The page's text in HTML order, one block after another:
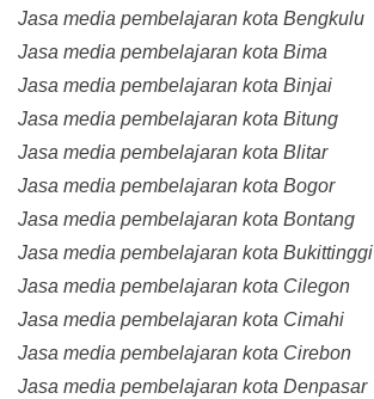
Jasa media pembelajaran kota Bengkulu
Jasa media pembelajaran kota Bima
Jasa media pembelajaran kota Binjai
Jasa media pembelajaran kota Bitung
Jasa media pembelajaran kota Blitar
Jasa media pembelajaran kota Bogor
Jasa media pembelajaran kota Bontang
Jasa media pembelajaran kota Bukittinggi
Jasa media pembelajaran kota Cilegon
Jasa media pembelajaran kota Cimahi
Jasa media pembelajaran kota Cirebon
Jasa media pembelajaran kota Denpasar